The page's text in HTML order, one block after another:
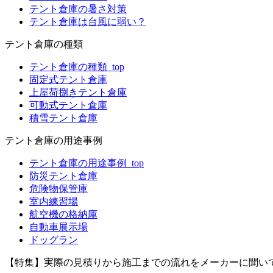
テント倉庫の暑さ対策
テント倉庫は台風に弱い？
テント倉庫の種類
テント倉庫の種類_top
固定式テント倉庫
上屋荷捌きテント倉庫
可動式テント倉庫
積雪テント倉庫
テント倉庫の用途事例
テント倉庫の用途事例_top
防災テント倉庫
危険物保管庫
室内練習場
航空機の格納庫
自動車展示場
ドッグラン
【特集】実際の見積りから施工までの流れをメーカーに聞い